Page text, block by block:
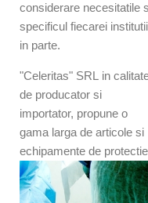
considerare necesitatile
specificul fiecarei institutii
in parte.
"Celeritas" SRL in
de producator si
importator, propune o
gama larga de articole si
echipamente de protectie